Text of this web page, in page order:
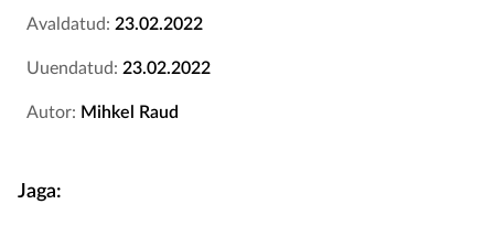
Avaldatud: 23.02.2022
Uuendatud: 23.02.2022
Autor: Mihkel Raud
Jaga: